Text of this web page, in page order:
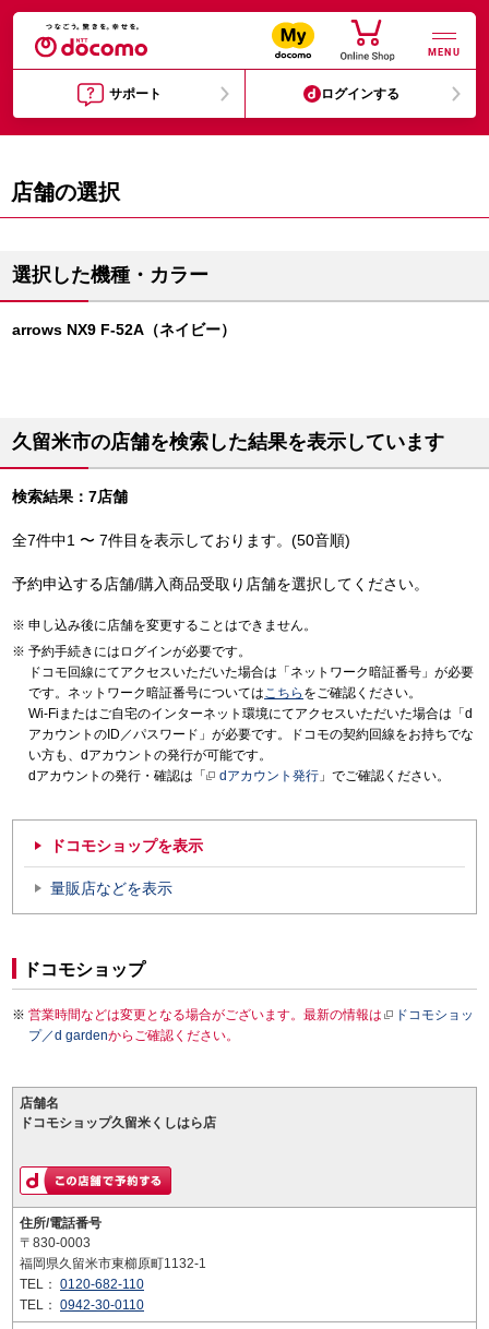
MENU
サポート ログインする
店舗の選択
選択した機種・カラー
arrows NX9 F-52A（ネイビー）
久留米市の店舗を検索した結果を表示しています
検索結果：7店舗
全7件中1 〜 7件目を表示しております。(50音順)
予約申込する店舗/購入商品受取り店舗を選択してください。
申し込み後に店舗を変更することはできません。
予約手続きにはログインが必要です。
ドコモ回線にてアクセスいただいた場合は「ネットワーク暗証番号」が必要
です。ネットワーク暗証番号についてはこちら をご確認ください。
Wi-Fiまたはご自宅のインターネット環境にてアクセスいただいた場合は「d
アカウントのID／パスワード」が必要です。ドコモの契約回線をお持ちでな
い方も、dアカウントの発行が可能です。
dアカウントの発行・確認は「
dアカウント発行 」でご確認ください。
ドコモショップを表示
量販店などを表示
ドコモショップ
営業時間などは変更となる場合がございます。最新の情報は
ドコモショッ
プ／d gardenからご確認ください。
店舗名
ドコモショップ久留米くしはら店
住所/電話番号
〒830-0003
福岡県久留米市東櫛原町1132-1
TEL： 0120-682-110
TEL： 0942-30-0110